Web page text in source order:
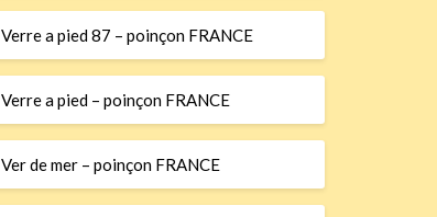
Verre a pied 87 – poinçon FRANCE
Verre a pied – poinçon FRANCE
Ver de mer – poinçon FRANCE